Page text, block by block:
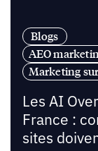
Blogs
AEO
Marketing
Les AI
France :
sites